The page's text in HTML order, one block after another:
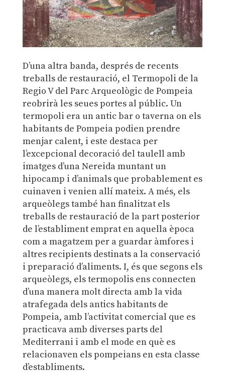
D’una altra banda, després de recents
treballs de restauració, el Termopoli de la
Regio V del Parc Arqueològic de Pompeia
reobrirà les seues portes al públic. Un
termopoli era un antic bar o taverna on els
habitants de Pompeia podien prendre
menjar calent, i este destaca per
l’excepcional decoració del taulell amb
imatges d’una Nereida muntant un
hipocamp i d’animals que probablement es
cuinaven i venien allí mateix. A més, els
arqueòlegs també han finalitzat els
treballs de restauració de la part posterior
de l’establiment emprat en aquella època
com a magatzem per a guardar àmfores i
altres recipients destinats a la conservació
i preparació d’aliments. I, és que segons els
arqueòlegs, els termopolis ens connecten
d’una manera molt directa amb la vida
atrafegada dels antics habitants de
Pompeia, amb l’activitat comercial que es
practicava amb diverses parts del
Mediterrani i amb el mode en què es
relacionaven els pompeians en esta classe
d’establiments.